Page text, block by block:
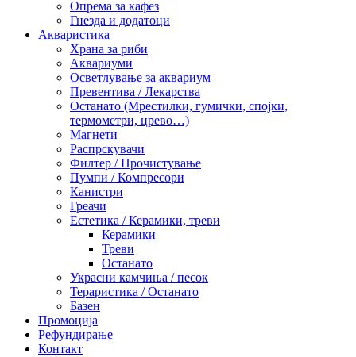
Опрема за кафез
Гнезда и додатоци
Акваристика
Храна за риби
Аквариуми
Осветлување за аквариум
Превентива / Лекарства
Останато (Мрестилки, гумички, спојки,
термометри, црево…)
Магнети
Распрскувачи
Филтер / Прочистување
Пумпи / Компресори
Канистри
Греачи
Естетика / Керамики, треви
Керамики
Треви
Останато
Украсни камчиња / песок
Тераристика / Останато
Базен
Промоција
Рефундирање
Контакт